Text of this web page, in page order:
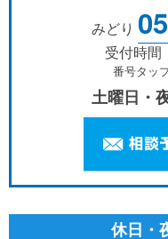
みどり
受付時間
番号タッ
土曜日・
休日・